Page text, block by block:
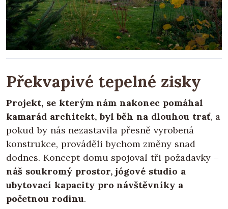
Překvapivé tepelné zisky
Projekt, se kterým nám nakonec pomáhal
kamarád architekt, byl běh na dlouhou trať, a
pokud by nás nezastavila přesně vyrobená
konstrukce, prováděli bychom změny snad
dodnes. Koncept domu spojoval tři požadavky –
náš soukromý prostor, jógové studio a
ubytovací kapacity pro návštěvníky a
početnou rodinu.